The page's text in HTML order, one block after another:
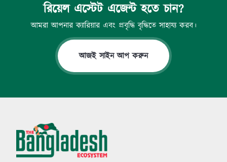
রিয়েল এস্টেট এজেন্ট হতে চান?
আমরা আপনার ক্যারিয়ার এবং প্রবৃদ্ধি বৃদ্ধিতে সাহায্য করব।
আজই সাইন আপ করুন